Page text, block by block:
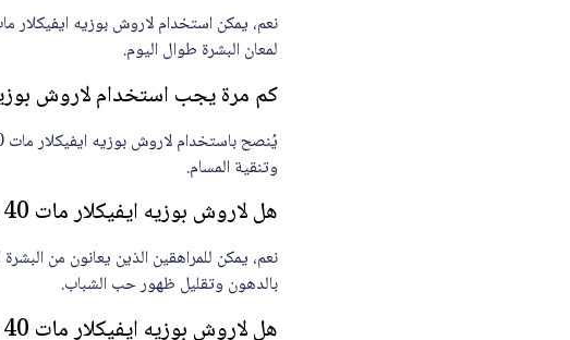
لمعان البشرة طوال اليوم.
كم مرة يجب استخدام لاروش بوزيه
وتنقية المسام.
هل لاروش بوزيه ايفيكلار مات 40 مل مناسب للمراهقين؟
بالدهون وتقليل ظهور حب الشباب.
هل لاروش بوزيه ايفيكلار مات 40 مل يسبب انسداد المسام؟